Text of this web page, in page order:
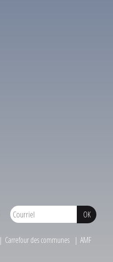
Carrefour des communes AMF